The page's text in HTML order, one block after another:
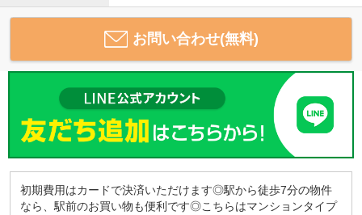
お問い合わせ(無料)
初期費用はカードで決済いただけます◎駅から徒歩7分の物件
なら、駅前のお買い物も便利です◎こちらはマンションタイプ